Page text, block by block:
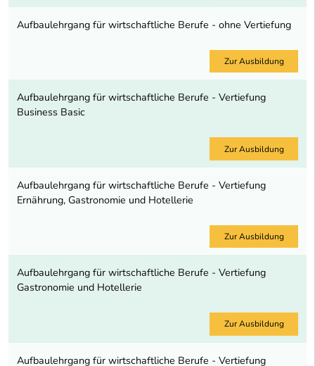
Aufbaulehrgang für wirtschaftliche Berufe - ohne Vertiefung
Zur Ausbildung
Aufbaulehrgang für wirtschaftliche Berufe - Vertiefung
Business Basic
Zur Ausbildung
Aufbaulehrgang für wirtschaftliche Berufe - Vertiefung
Ernährung, Gastronomie und Hotellerie
Zur Ausbildung
Aufbaulehrgang für wirtschaftliche Berufe - Vertiefung
Gastronomie und Hotellerie
Zur Ausbildung
Aufbaulehrgang für wirtschaftliche Berufe - Vertiefung